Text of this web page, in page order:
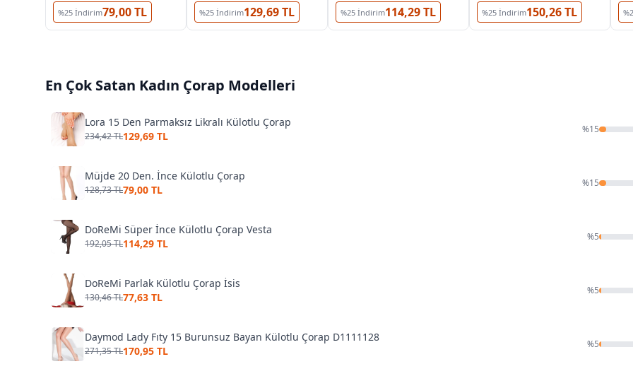
%25 İndirim79,00 TL %25 İndirim129,69 TL %25 İndirim114,29 TL %25 İndirim150,26 TL %
En Çok Satan Kadın Çorap Modelleri
Lora 15 Den Parmaksız Likralı Külotlu Çorap
234,42 TL129,69 TL
%15
Müjde 20 Den. İnce Külotlu Çorap
128,73 TL79,00 TL
%15
DoReMi Süper İnce Külotlu Çorap Vesta
192,05 TL114,29 TL
%5
DoReMi Parlak Külotlu Çorap İsis
130,46 TL77,63 TL
%5
Daymod Lady Fıty 15 Burunsuz Bayan Külotlu Çorap D1111128
271,35 TL170,95 TL
%5